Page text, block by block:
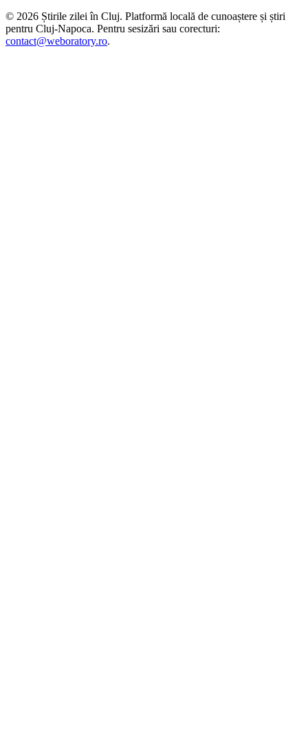
© 2026 Știrile zilei în Cluj. Platformă locală de cunoaștere și știri
pentru Cluj-Napoca. Pentru sesizări sau corecturi:
contact@weboratory.ro.